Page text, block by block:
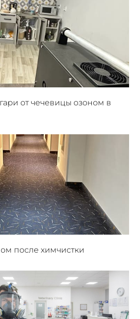
от чечевицы озоном в
после химчистки